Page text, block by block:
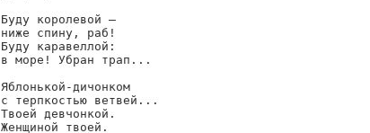
Буду королевой —
ниже спину, раб!
Буду каравеллой:
в море! Убран трап...
Яблонькой-дичонком
с терпкостью ветвей...
Твоей девчонкой.
Женщиной твоей.